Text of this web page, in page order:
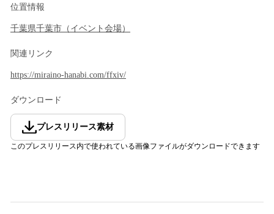
位置情報
千葉県千葉市 （ イベント会場）
関連リンク
https://miraino-hanabi.com/ffxiv/
ダウンロード
プレスリリース素材
このプレスリリース内で使われている画像ファイルがダウンロードできます